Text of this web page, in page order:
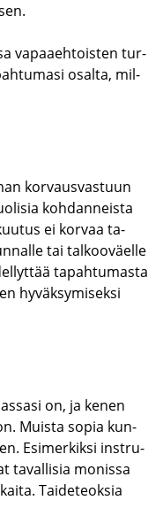
va­paa­eh­tois­ten tur­
osal­ta, mil­
kor­vaus­vas­tuun
koh­dan­neis­ta
ei kor­vaa ta­
tai tal­koo­väel­le
ta­pah­tu­mas­ta
hy­väk­sy­mi­sek­si
on, ja kenen
Muis­ta sopia kun­
Esi­mer­kik­si in­stru­
ta­val­li­sia mo­nis­sa
Tai­de­teok­sia